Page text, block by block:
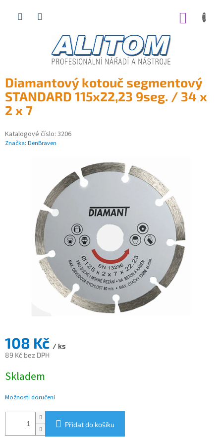
Diamantový kotouč segmentový
STANDARD 115x22,23 9seg. / 34 x
2 x 7
Katalogové číslo: 3206
Značka: DenBraven
108 Kč / ks
89 Kč bez DPH
cena:
Skladem
Možnosti doručení
Přidat do košíku